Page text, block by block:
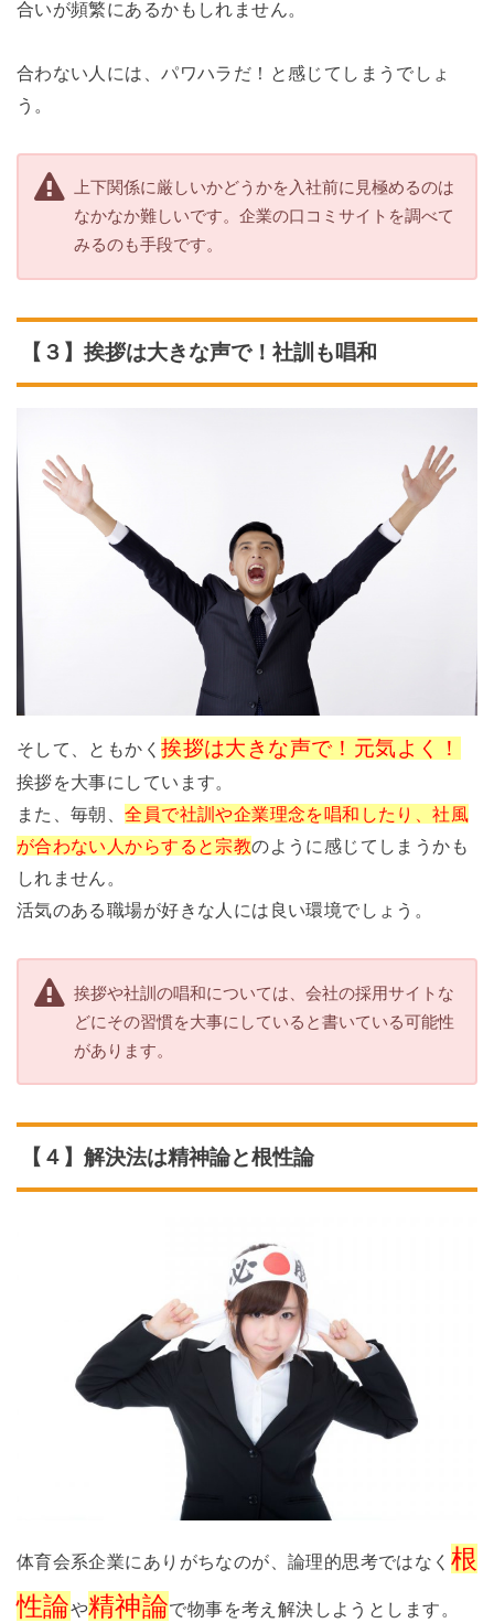
合いが頻繁にあるかもしれません。
合わない人には、パワハラだ！と感じてしまうでしょ
う。
上下関係に厳しいかどうかを入社前に見極めるのは
なかなか難しいです。企業の口コミサイトを調べて
みるのも手段です。
【３】挨拶は大きな声で！社訓も唱和
そして、ともかく挨拶は大きな声で！元気よく！
挨拶を大事にしています。
また、毎朝、全員で社訓や企業理念を唱和したり、社風
が合わない人からすると宗教のように感じてしまうかも
しれません。
活気のある職場が好きな人には良い環境でしょう。
挨拶や社訓の唱和については、会社の採用サイトな
どにその習慣を大事にしていると書いている可能性
があります。
【４】解決法は精神論と根性論
体育会系企業にありがちなのが、論理的思考ではなく 根
性論や精神論で物事を考え解決しようとします。